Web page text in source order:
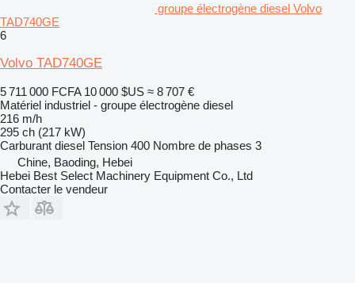
groupe électrogène diesel Volvo
TAD740GE
6
Volvo TAD740GE
5 711 000 FCFA 10 000 $US ≈ 8 707 €
Matériel industriel - groupe électrogène diesel
216 m/h
295 ch (217 kW)
Carburant diesel Tension 400 Nombre de phases 3
Chine, Baoding, Hebei
Hebei Best Select Machinery Equipment Co., Ltd
Contacter le vendeur